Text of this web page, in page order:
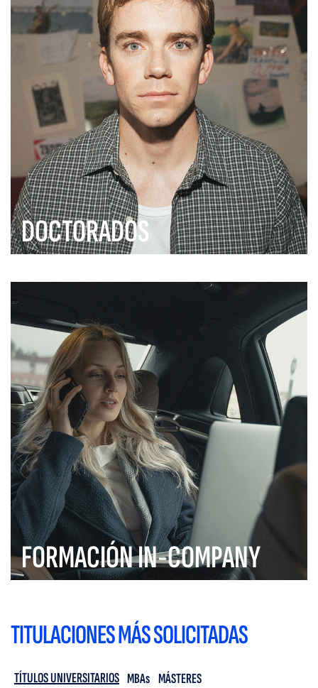
DOCTORADOS
FORMACIÓN IN-COMPANY
TITULACIONES MÁS SOLICITADAS
TÍTULOS UNIVERSITARIOS MBAs MÁSTERES